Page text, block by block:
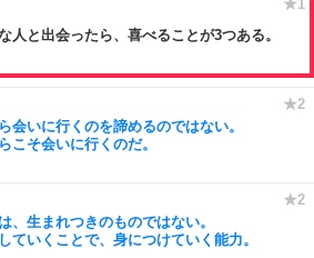
人と出会ったら、喜べることが3つある。
会いに行くのを諦めるのではない。
こそ会いに行くのだ。
、生まれつきのものではない。
ていくことで、身につけていく能力。